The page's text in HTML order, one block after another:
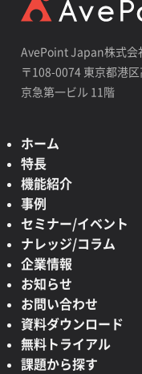
AvePoint Japan株式会
〒108-0074 東京都港
京急第一ビル 11階
ホーム
特長
機能紹介
事例
セミナー/イベント
ナレッジ/コラム
企業情報
お知らせ
お問い合わせ
資料ダウンロード
無料トライアル
課題から探す